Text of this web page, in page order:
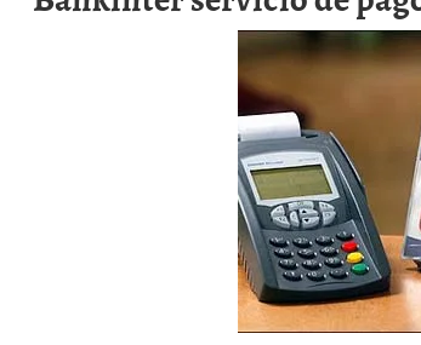
suelen
16
de abril
de 2026
Comparativa Costes vs
acelera la rentabilidad?
12 de
Meses sin intereses: Cómo
24 de noviembre de
Planificar tu herencia también
a los costes 21 de noviembre
¿Cuánto cuesta un software